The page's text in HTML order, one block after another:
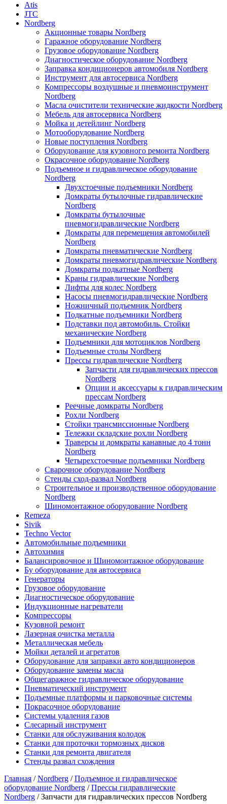
Atis
JTC
Nordberg
Акционные товары Nordberg
Гаражное оборудование Nordberg
Грузовое оборудование Nordberg
Диагностическое оборудование Nordberg
Заправка кондиционеров автомобиля Nordberg
Инструмент для автосервиса Nordberg
Компрессоры воздушные и пневмоинструмент
Nordberg
Масла очистители технические жидкости Nordberg
Мебель для автосервиса Nordberg
Мойка и детейлинг Nordberg
Мотооборудование Nordberg
Новые поступления Nordberg
Оборудование для кузовного ремонта Nordberg
Окрасочное оборудование Nordberg
Подъемное и гидравлическое оборудование
Nordberg
Двухстоечные подъемники Nordberg
Домкраты бутылочные гидравлические
Nordberg
Домкраты бутылочные
пневмогидравлические Nordberg
Домкраты для перемещения автомобилей
Nordberg
Домкраты пневматические Nordberg
Домкраты пневмогидравлические Nordberg
Домкраты подкатные Nordberg
Краны гидравлические Nordberg
Лифты для колес Nordberg
Насосы пневмогидравлические Nordberg
Ножничный подъемник Nordberg
Подкатные подъемники Nordberg
Подставки под автомобиль. Стойки
механические Nordberg
Подъемники для мотоциклов Nordberg
Подъемные столы Nordberg
Прессы гидравлические Nordberg
Запчасти для гидравлических прессов
Nordberg
Опции и аксессуары к гидравлическим
прессам Nordberg
Реечные домкраты Nordberg
Рохли Nordberg
Стойки трансмиссионные Nordberg
Тележки складские рохли Nordberg
Траверсы и домкраты канавные до 4 тонн
Nordberg
Четырехстоечные подъемники Nordberg
Сварочное оборудование Nordberg
Стенды сход-развал Nordberg
Строительное и производственное оборудование
Nordberg
Шиномонтажное оборудование Nordberg
Remeza
Sivik
Techno Vector
Автомобильные подъемники
Автохимия
Балансировочное и Шиномонтажное оборудование
Бу оборудование для автосервиса
Генераторы
Грузовое оборудование
Диагностическое оборудование
Индукционные нагреватели
Компрессоры
Кузовной ремонт
Лазерная очистка металла
Металлическая мебель
Мойки деталей и агрегатов
Оборудование для заправки авто кондиционеров
Оборудование замены масла
Общегаражное гидравлическое оборудование
Пневматический инструмент
Подъемные платформы и парковочные системы
Покрасочное оборудование
Системы удаления газов
Слесарный инструмент
Станки для обслуживания колодок
Станки для проточки тормозных дисков
Станки для ремонта двигателя
Стенды развал схождения
Главная /Nordberg /Подъемное и гидравлическое
оборудование Nordberg /Прессы гидравлические
Nordberg / Запчасти для гидравлических прессов Nordberg